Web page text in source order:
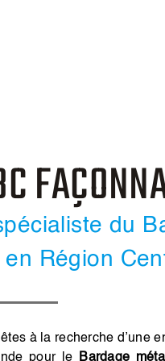
du
en Région
à la recherche d’une
pour le
Bardage